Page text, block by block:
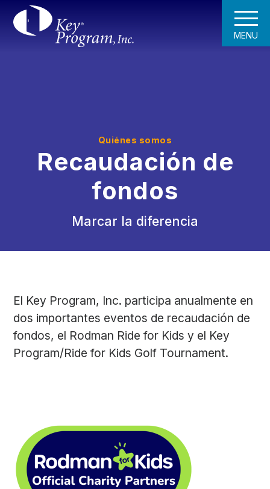
MENU
Quiénes somos
Recaudación de
fondos
Marcar la diferencia
El Key Program, Inc. participa anualmente en
dos importantes eventos de recaudación de
fondos, el Rodman Ride for Kids y el Key
Program/Ride for Kids Golf Tournament.